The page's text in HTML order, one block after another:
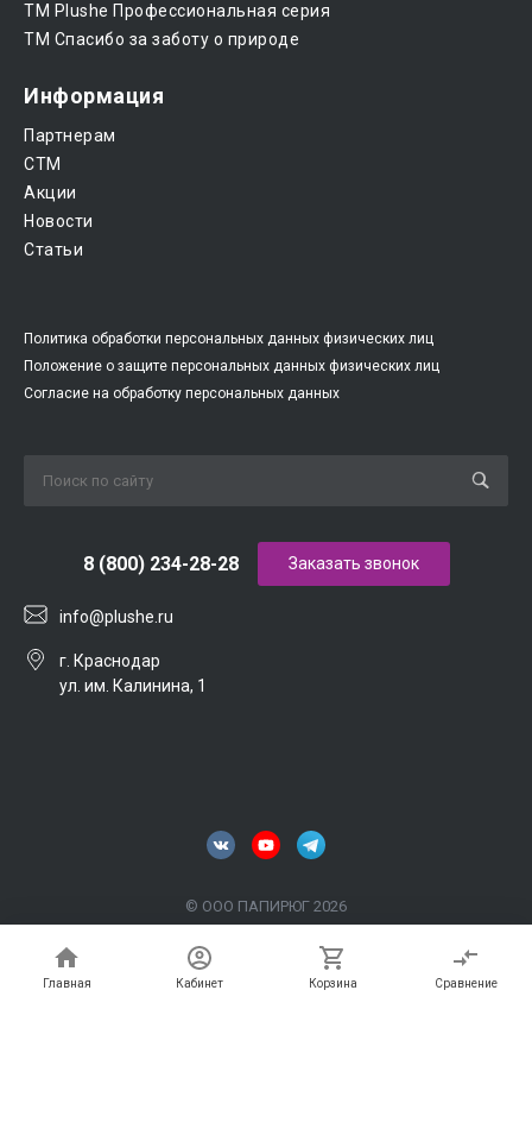
Главная Кабинет Корзина Сравнение
ТМ Plushe Профессиональная серия
ТМ Спасибо за заботу о природе
Информация
Партнерам
CTM
Акции
Новости
Статьи
Политика обработки персональных данных физических лиц
Положение о защите персональных данных физических лиц
Согласие на обработку персональных данных
info@plushe.ru
8 (800) 234-28-28
г. Краснодар
ул. им. Калинина, 1
Заказать звонок
© ООО ПАПИРЮГ 2026